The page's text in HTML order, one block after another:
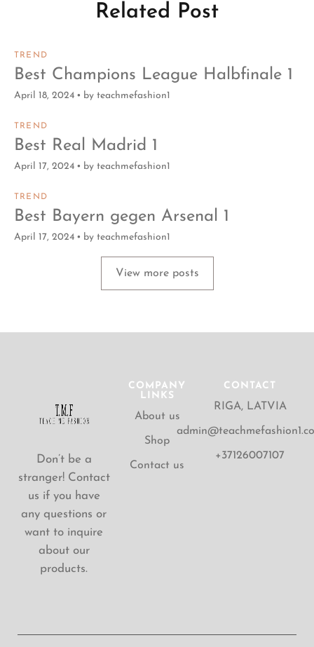
Related Post
TREND
Best Champions League Halbfinale 1
April 18, 2024 by teachmefashion1
TREND
Best Real Madrid 1
April 17, 2024 by teachmefashion1
TREND
Best Bayern gegen Arsenal 1
April 17, 2024 by teachmefashion1
View more posts
Don’t be a
stranger! Contact
us if you have
any questions or
want to inquire
about our
products.
COMPANY
LINKS
About us
Shop
Contact us
CONTACT
RIGA, LATVIA
+37126007107